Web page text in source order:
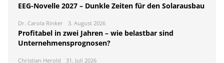
EEG-Novelle 2027 – Dunkle Zeiten für den Solarausbau
Dr. Carola Rinker 3. August 2026
Profitabel in zwei Jahren – wie belastbar sind
Unternehmensprognosen?
Christian Herold 31. Juli 2026